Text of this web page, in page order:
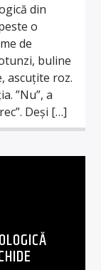
din
o
de
buline
ascuțite roz.
”Nu”, a
Deși […]